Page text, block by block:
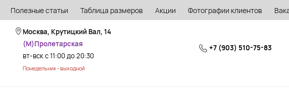
Полезные статьи Таблица размеров Акции Фотографии клиентов
Москва, Крутицкий Вал, 14
(М)Пролетарская
вт-вск с 11:00 до 20:30
Понедельник - выходной
+7 (903) 510-75-83